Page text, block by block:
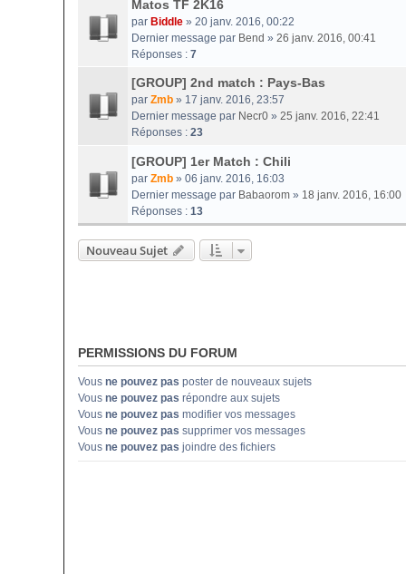
Matos TF 2K16
par Biddle » 20 janv. 2016, 00:22
Dernier message par Bend » 26 janv. 2016, 00:41
Réponses : 7
[GROUP] 2nd match : Pays-Bas
par Zmb » 17 janv. 2016, 23:57
Dernier message par Necr0 » 25 janv. 2016, 22:41
Réponses : 23
[GROUP] 1er Match : Chili
par Zmb » 06 janv. 2016, 16:03
Dernier message par Babaorom » 18 janv. 2016, 16:00
Réponses : 13
Nouveau Sujet
PERMISSIONS DU FORUM
Vous ne pouvez pas poster de nouveaux sujets
Vous ne pouvez pas répondre aux sujets
Vous ne pouvez pas modifier vos messages
Vous ne pouvez pas supprimer vos messages
Vous ne pouvez pas joindre des fichiers